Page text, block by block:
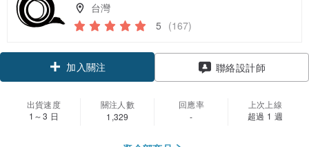
台灣
5 (167)
加入關注 聯絡設計師
出貨速度
1～3 日
關注人數
1,329
回應率
-
上次上線
超過 1 週